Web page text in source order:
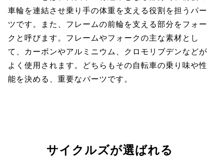
車輪を連結させ乗り手の体重を支える役割を担うパー
ツです。また、フレームの前輪を支える部分をフォー
クと呼びます。フレームやフォークの主な素材とし
て、カーボンやアルミニウム、クロモリブデンなどが
よく使用されます。どちらもその自転車の乗り味や性
能を決める、重要なパーツです。
サイクルズが選ばれる